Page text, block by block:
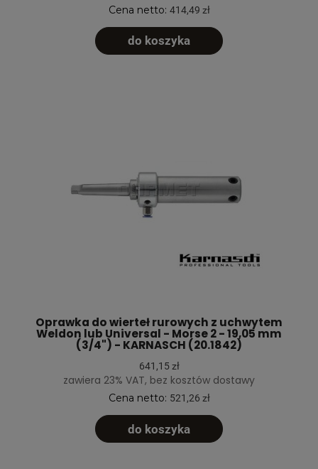
Cena netto: 414,49 zł
do koszyka
Oprawka do wierteł rurowych z uchwytem
Weldon lub Universal - Morse 2 - 19,05 mm
(3/4") - KARNASCH (20.1842)
641,15 zł
zawiera 23% VAT, bez kosztów dostawy
Cena netto: 521,26 zł
do koszyka